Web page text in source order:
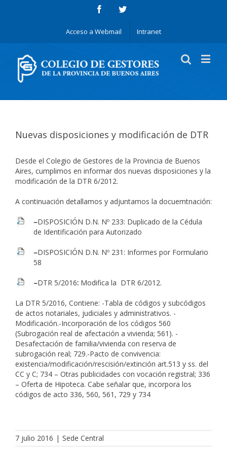
Acceso a Webmail Intranet
Nuevas disposiciones y modificación de DTR
Desde el Colegio de Gestores de la Provincia de Buenos
Aires, cumplimos en informar dos nuevas disposiciones y la
modificación de la DTR 6/2012.
A continuación detallamos y adjuntamos la docuemtnación:
–DISPOSICIÓN D.N. Nº 233: Duplicado de la Cédula
de Identificación para Autorizado
–DISPOSICIÓN D.N. Nº 231 : Informes por Formulario
58
–DTR 5/2016: Modifica la DTR 6/2012.
La DTR 5/2016, Contiene: -Tabla de códigos y subcódigos
de actos notariales, judiciales y administrativos. -
Modificación.-Incorporación de los códigos 560
(Subrogación real de afectación a vivienda; 561). -
Desafectación de familia/vivienda con reserva de
subrogación real; 729.-Pacto de convivencia:
existencia/modificación/rescisión/extinción art.513 y ss. del
CC y C; 734 – Otras publicidades con vocación registral; 336
– Oferta de Hipoteca. Cabe señalar que, incorpora los
códigos de acto 336, 560, 561, 729 y 734
7 julio 2016 | Sede Central